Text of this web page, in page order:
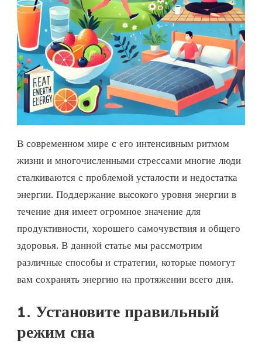
В современном мире с его интенсивным ритмом
жизни и многочисленными стрессами многие люди
сталкиваются с проблемой усталости и недостатка
энергии. Поддержание высокого уровня энергии в
течение дня имеет огромное значение для
продуктивности, хорошего самочувствия и общего
здоровья. В данной статье мы рассмотрим
различные способы и стратегии, которые помогут
вам сохранять энергию на протяжении всего дня.
1. Установите правильный
режим сна